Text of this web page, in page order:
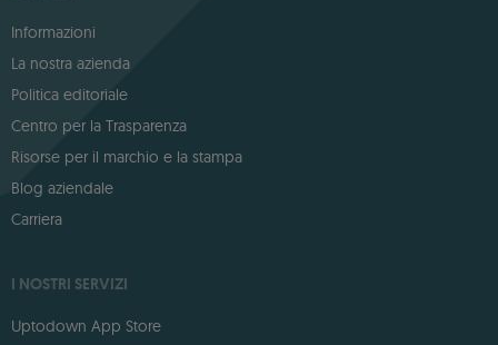
Informazioni
La nostra azienda
Politica editoriale
Centro per la Trasparenza
Risorse per il marchio e la stampa
Blog aziendale
Carriera
I NOSTRI SERVIZI
Uptodown App Store